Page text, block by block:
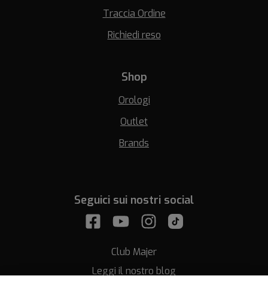
Traccia Ordine
Richiedi reso
Shop
Orologi
Outlet
Brands
Seguici sui nostri social
Club Majer
Leggi il nostro blog